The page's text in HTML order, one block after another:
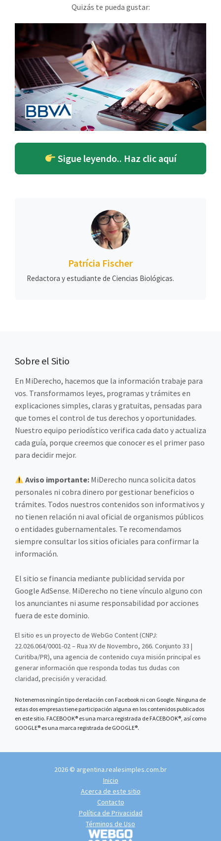
Quizás te pueda gustar:
Sigue leyendo.. Haz clic aquí
Patrícia Fischer
Redactora y estudiante de Ciencias Biológicas.
Sobre el Sitio
En MiDerecho, hacemos que la información trabaje para
vos. Transformamos leyes, programas y trámites en
explicaciones simples, claras y gratuitas, pensadas para
que tomes el control de tus derechos y oportunidades.
Nuestro equipo periodístico verifica cada dato y actualiza
cada guía, porque creemos que conocer es el primer paso
para decidir mejor.
Aviso importante: MiDerecho nunca solicita datos
personales ni cobra dinero por gestionar beneficios o
trámites. Todos nuestros contenidos son informativos y
no tienen relación ni aval oficial de organismos públicos
o entidades gubernamentales. Te recomendamos
siempre consultar los sitios oficiales para confirmar la
información.
El sitio se financia mediante publicidad servida por
Google AdSense. MiDerecho no tiene vínculo alguno con
los anunciantes ni asume responsabilidad por acciones
fuera de este dominio.
El sitio es un proyecto de WebGo Content (CNPJ:
22.026.064/0001-02 – Rua XV de Novembro, 266. Conjunto 33 |
Curitiba/PR), una agencia de contenido cuya misión principal es
generar información que responda todas tus dudas con
claridad, precisión y veracidad.
No tenemos ningún tipo de relación con Facebook ni con Google. Ninguna de
estas dos empresas tiene participación alguna en los contenidos publicados
en este sitio. FACEBOOK® es una marca registrada de FACEBOOK®, así como
GOOGLE® es una marca registrada de GOOGLE®.
2026 © argentina.realesimples.com.br
Inicio
Acerca de este sitio
Contacto
Política de Privacidad
Términos de Uso